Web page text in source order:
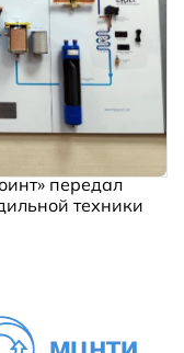
передал
техники